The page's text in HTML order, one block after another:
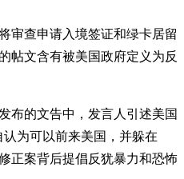
审查申请入境签证和绿卡居留
帖文含有被美国政府定义为反
布的文告中，发言人引述美国
为可以前来美国，并躲在
正案背后提倡反犹暴力和恐怖